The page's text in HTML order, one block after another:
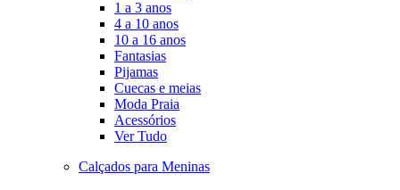
1 a 3 anos
4 a 10 anos
10 a 16 anos
Fantasias
Pijamas
Cuecas e meias
Moda Praia
Acessórios
Ver Tudo
Calçados para Meninas